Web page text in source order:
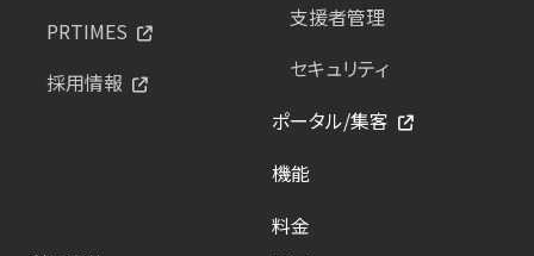
PRTIMES
採用情報
支援者管理
セキュリティ
ポータル/集客
機能
料金